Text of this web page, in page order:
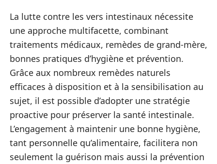
La lutte contre les vers intestinaux nécessite
une approche multifacette, combinant
traitements médicaux, remèdes de grand-mère,
bonnes pratiques d’hygiène et prévention.
Grâce aux nombreux remèdes naturels
efficaces à disposition et à la sensibilisation au
sujet, il est possible d’adopter une stratégie
proactive pour préserver la santé intestinale.
L’engagement à maintenir une bonne hygiène,
tant personnelle qu’alimentaire, facilitera non
seulement la guérison mais aussi la prévention